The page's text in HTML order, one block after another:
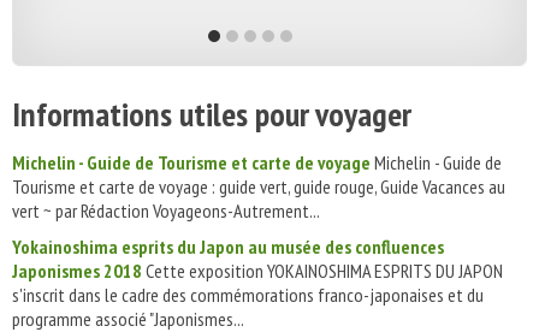
Informations utiles pour voyager
Michelin - Guide de Tourisme et carte de voyage Michelin - Guide de
Tourisme et carte de voyage : guide vert, guide rouge, Guide Vacances au
vert ~ par Rédaction Voyageons-Autrement...
Yokainoshima esprits du Japon au musée des confluences
Japonismes 2018 Cette exposition YOKAINOSHIMA ESPRITS DU JAPON
s'inscrit dans le cadre des commémorations franco-japonaises et du
programme associé "Japonismes...